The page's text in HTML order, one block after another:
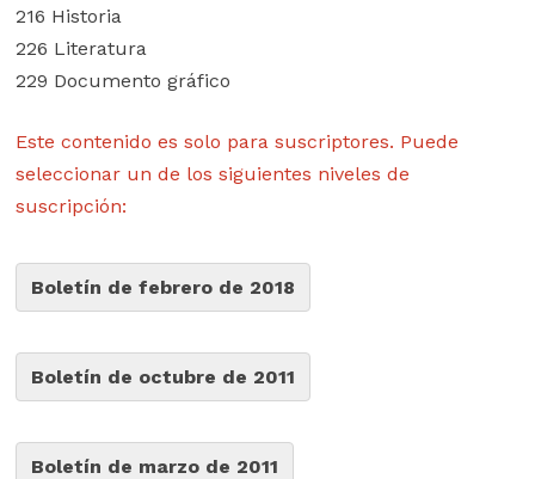
216 Historia
226 Literatura
229 Documento gráfico
Este contenido es solo para suscriptores. Puede
seleccionar un de los siguientes niveles de
suscripción:
Boletín de febrero de 2018
Boletín de octubre de 2011
Boletín de marzo de 2011